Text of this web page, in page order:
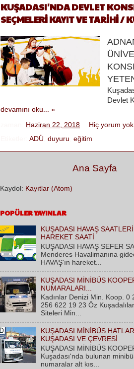
KUŞADASI'NDA DEVLET
SEÇMELERİ KAYIT VE TARİHİ /
Devlet
devamını oku... »
Haziran 22, 2018
Hiç yorum
ADÜ duyuru eğitim
Ana Sayfa
Kaydol: Kayıtlar (Atom)
POPÜLER YAYINLAR
KUŞADASI HAVAŞ
HAREKET SAATİ
KUŞADASI HAVAŞ SEFER
Menderes Havalimanına
HAVAŞ'ın hareket...
KUŞADASI MİNİBÜS
NUMARALARI...
Kadınlar Denizi Min. Koop.
256 622 19 23 Öz
Siteleri Min...
KUŞADASI MİNİBÜS
KUŞADASI VE ÇEVRESİ
KUŞADASI MİNİBÜS
Kuşadası'nda bulunan
numaralar alt kıs...